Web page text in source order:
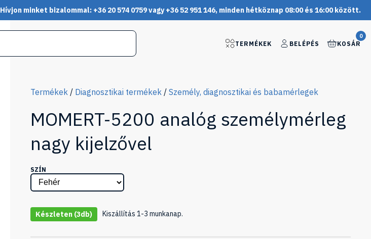
Hívjon minket bizalommal: +36 20 574 0759 vagy +36 52 951 146, minden hétköznap 08:00 és 16:00 között.
TERMÉKEK BELÉPÉS
0
KOSÁR
Termékek / Diagnosztikai termékek / Személy, diagnosztikai és babamérlegek
MOMERT-5200 analóg személymérleg
nagy kijelzővel
SZÍN
Készleten (3db) Kiszállítás 1-3 munkanap.